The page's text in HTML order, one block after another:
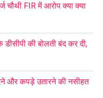
चौथी FIR में आरोप क्या क्या
की बोलती बंद कर दी,
और कपड़े उतारने की नसीहत